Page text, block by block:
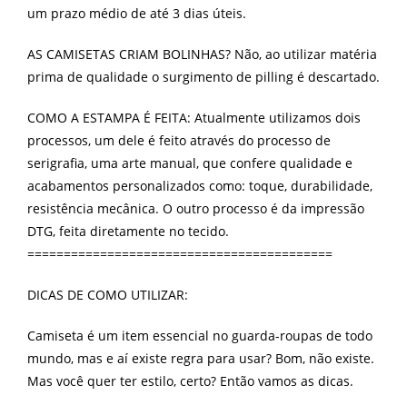
um prazo médio de até 3 dias úteis.
AS CAMISETAS CRIAM BOLINHAS? Não, ao utilizar matéria
prima de qualidade o surgimento de pilling é descartado.
COMO A ESTAMPA É FEITA: Atualmente utilizamos dois
processos, um dele é feito através do processo de
serigrafia, uma arte manual, que confere qualidade e
acabamentos personalizados como: toque, durabilidade,
resistência mecânica. O outro processo é da impressão
DTG, feita diretamente no tecido.
==========================================
DICAS DE COMO UTILIZAR:
Camiseta é um item essencial no guarda-roupas de todo
mundo, mas e aí existe regra para usar? Bom, não existe.
Mas você quer ter estilo, certo? Então vamos as dicas.